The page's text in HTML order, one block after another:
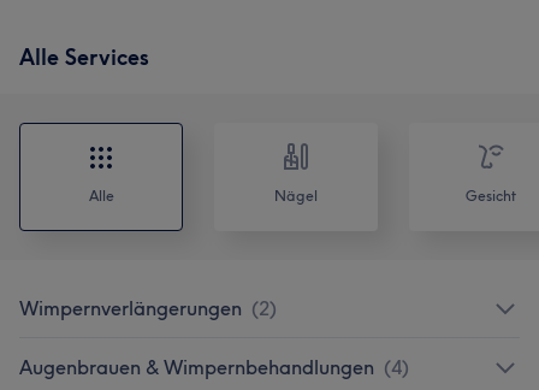
Alle Services
Alle Nägel Gesicht
Wimpernverlängerungen (2)
Augenbrauen & Wimpernbehandlungen (4)